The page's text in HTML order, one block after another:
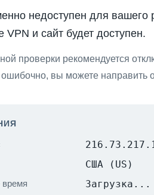
недоступен для вашего
VPN и сайт будет доступен.
проверки рекомендуется
вы можете направить
США (US)
Загрузка...